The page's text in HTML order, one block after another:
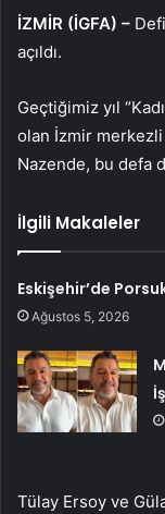
İZMİR (İGFA) –
açıldı.
Geçtiğimiz yıl
olan İzmir merkezli
Nazende, bu defa
İlgili Makaleler
Eskişehir’de
Ağustos 5, 2026
Tülay Ersoy ve